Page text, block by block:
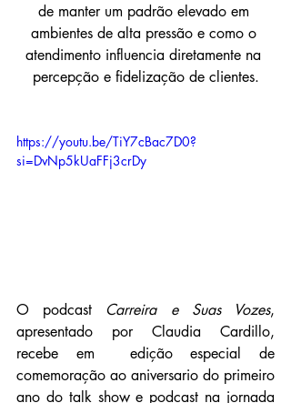
de manter um padrão elevado em
ambientes de alta pressão e como o
atendimento influencia diretamente na
percepção e fidelização de clientes.
https://youtu.be/TiY7cBac7D0?
si=DvNp5kUaFFj3crDy
O podcast Carreira e Suas Vozes,
apresentado por Claudia Cardillo,
recebe em  edição especial de
comemoração ao aniversario do primeiro
ano do talk show e podcast na jornada